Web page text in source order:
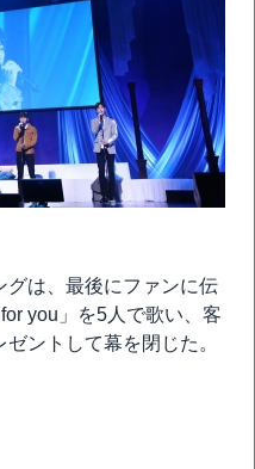
グは、最後にファンに伝
you」を5人で歌い、客
ントして幕を閉じた。